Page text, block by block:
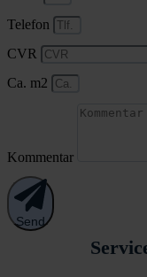
Telefon
CVR
Ca. m2
Kommentar
Send